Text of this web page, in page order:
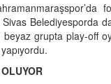
Belediyesporda
beyaz grupta play-off